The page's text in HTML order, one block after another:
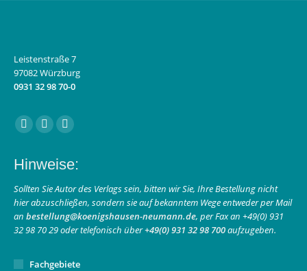
Leistenstraße 7
97082 Würzburg
0931 32 98 70-0
Finden Sie uns auf:
Facebook
opens
in
new
window
Instagram
opens
in
new
window
E-
page
opens
in
new
window
Hinweise:
Sollten Sie Autor des Verlags sein, bitten wir Sie, Ihre Bestellung nicht
hier abzuschließen, sondern sie auf bekanntem Wege entweder per Mail
an bestellung@koenigshausen-neumann.de, per Fax an +49(0) 931
32 98 70 29 oder telefonisch über+49(0) 931 32 98 700aufzugeben.
Fachgebiete